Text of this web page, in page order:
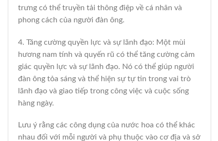
trưng có thể truyền tải thông điệp về cá nhân và
phong cách của người đàn ông.
4. Tăng cường quyền lực và sự lãnh đạo: Một mùi
hương nam tính và quyến rũ có thể tăng cường cảm
giác quyền lực và sự lãnh đạo. Nó có thể giúp người
đàn ông tỏa sáng và thể hiện sự tự tin trong vai trò
lãnh đạo và giao tiếp trong công việc và cuộc sống
hàng ngày.
Lưu ý rằng các công dụng của nước hoa có thể khác
nhau đối với mỗi người và phụ thuộc vào cơ địa và sở